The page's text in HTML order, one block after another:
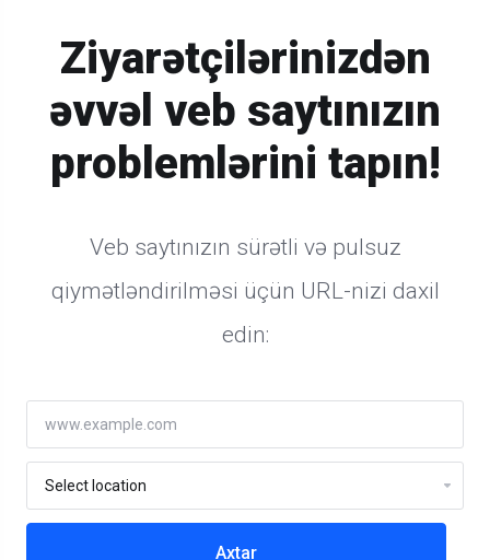
Ziyarətçilərinizdən
əvvəl veb saytınızın
problemlərini tapın!
Veb saytınızın sürətli və pulsuz
qiymətləndirilməsi üçün URL-nizi daxil
edin:
Axtar